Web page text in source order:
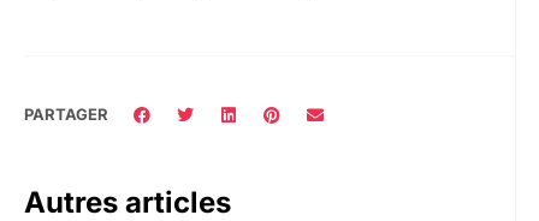
PARTAGER
Autres articles